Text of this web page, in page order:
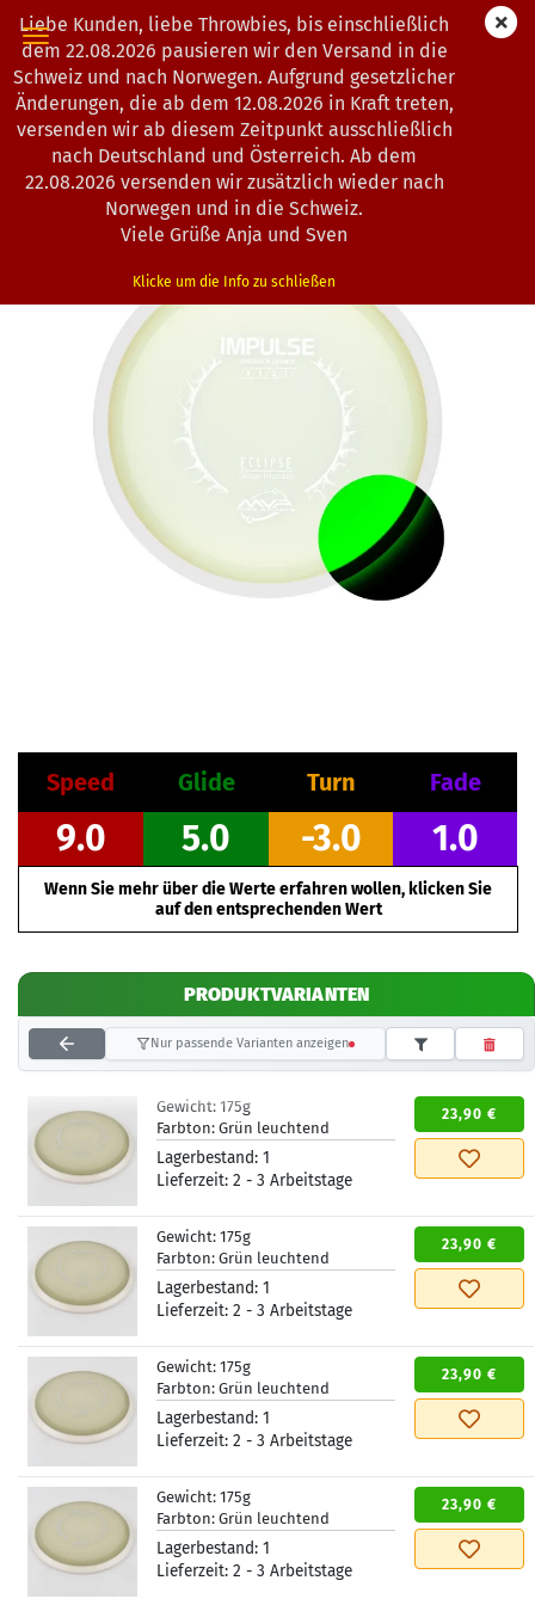
Liebe Kunden, liebe Throwbies, bis einschließlich
dem 22.08.2026 pausieren wir den Versand in die
Schweiz und nach Norwegen. Aufgrund gesetzlicher
Änderungen, die ab dem 12.08.2026 in Kraft treten,
versenden wir ab diesem Zeitpunkt ausschließlich
nach Deutschland und Österreich. Ab dem
22.08.2026 versenden wir zusätzlich wieder nach
Norwegen und in die Schweiz.
Viele Grüße Anja und Sven
Klicke um die Info zu schließen
« Erster « zurück weiter »
Letzter »
Artikel in dieser Kategorie
MVP Disc Sports | Impulse | Eclipse
0103221 )
Speed Glide Turn Fade
9.0 5.0 -3.0 1.0
Wenn Sie mehr über die Werte erfahren wollen, klicken Sie
auf den entsprechenden Wert
PRODUKTVARIANTEN
Nur passende Varianten anzeigen
Gewicht: 175g
Farbton: Grün leuchtend
Lagerbestand: 1
Lieferzeit: 2 - 3 Arbeitstage
23,90 €
Gewicht: 175g
Farbton: Grün leuchtend
Lagerbestand: 1
Lieferzeit: 2 - 3 Arbeitstage
23,90 €
Gewicht: 175g
Farbton: Grün leuchtend
Lagerbestand: 1
Lieferzeit: 2 - 3 Arbeitstage
23,90 €
Gewicht: 175g
Farbton: Grün leuchtend
Lagerbestand: 1
Lieferzeit: 2 - 3 Arbeitstage
23,90 €